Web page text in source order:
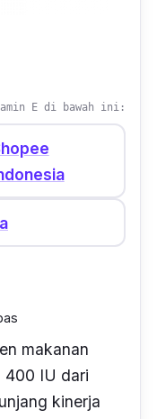
produk ini,
benar.
bentuk yang
mahal, namun
tidak akan
setiap hari.
dapatkan
rugi
di
( d-alpha
khasiat lebih
E di bawah ini:
makanan
400 IU dari
kinerja